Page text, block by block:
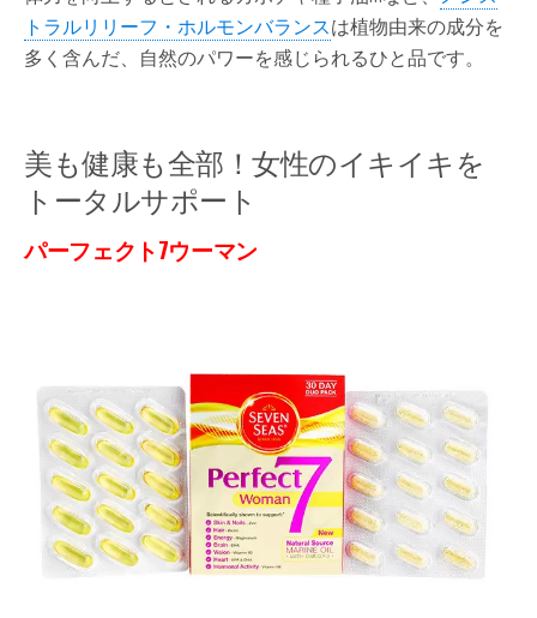
トラルリリーフ・ホルモンバランスは植物由来の成分を
多く含んだ、自然のパワーを感じられるひと品です。
美も健康も全部！女性のイキイキを
トータルサポート
パーフェクト7ウーマン